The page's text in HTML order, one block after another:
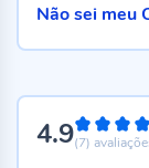
4.998%
(7)
Não sei meu